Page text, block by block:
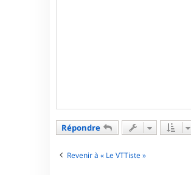
Répondre
Revenir à « Le VTTiste »